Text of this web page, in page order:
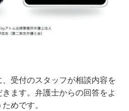
受付のスタッフが相談内容を
ます。弁護士からの回答をよ
めです。